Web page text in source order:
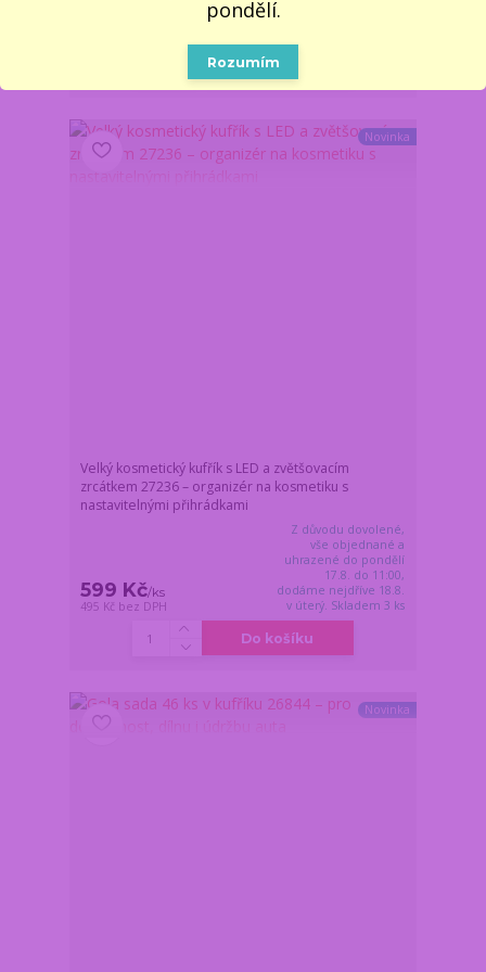
dodáme nejdříve 18.8.
Do košíku
Novinka
Velký kosmetický kufřík s LED a zvětšovacím
zrcátkem 27236 – organizér na kosmetiku s
nastavitelnými přihrádkami
599 Kč/ks
495 Kč bez DPH
Z důvodu dovolené,
vše objednané a
uhrazené do pondělí
17.8. do 11:00,
dodáme nejdříve 18.8.
v úterý. Skladem 3 ks
Do košíku
Novinka
pondělí.
Rozumím